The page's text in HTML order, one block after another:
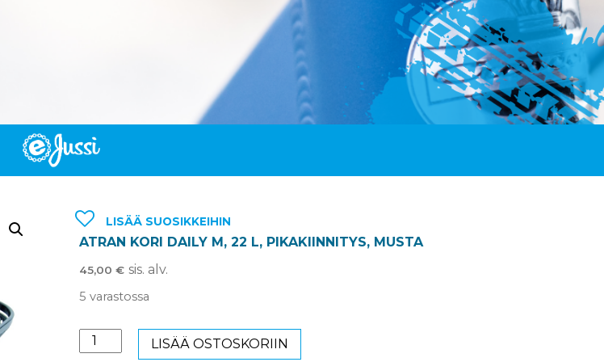
LISÄÄ SUOSIKKEIHIN
ATRAN KORI DAILY M, 22 L, PIKAKIINNITYS, MUSTA
45,00€ sis. alv.
5 varastossa
Atran
kori
LISÄÄ OSTOSKORIIN